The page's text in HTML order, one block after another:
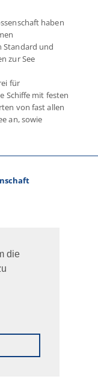
die
haben
Standard und
zur See
für
Schiffe mit festen
von fast allen
an, sowie